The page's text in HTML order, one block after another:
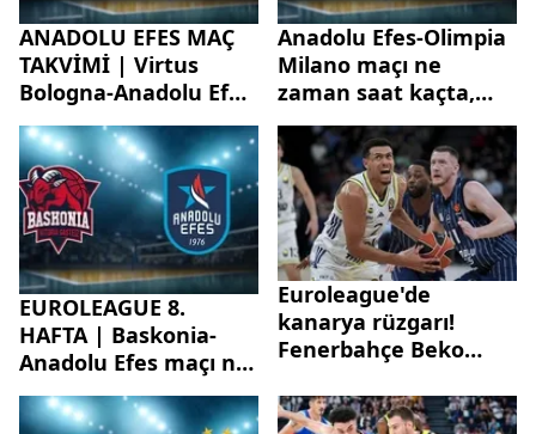
ANADOLU EFES MAÇ
TAKVİMİ | Virtus
Bologna-Anadolu Efes
maçı ne zaman, saat
kaçta, hangi kanalda?
Anadolu Efes-Olimpia
Milano maçı ne
zaman saat kaçta,
hangi kanalda?
Anadolu Efes maçı
nereden izlenir?
EUROLEAGUE 8.
HAFTA | Baskonia-
Anadolu Efes maçı ne
zaman, saat kaçta
hangi kanalda?
Euroleague'de
kanarya rüzgarı!
Fenerbahçe Beko
devirdi